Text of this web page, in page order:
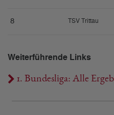
8 TSV Trittau
Weiterführende Links
1. Bundesliga: Alle